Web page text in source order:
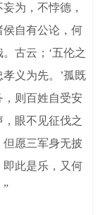
为，不悖德，
自有公论，何
古云；‘五伦之
义为先。’孤既
，则百姓自受安
眼不见征伐之
愿三军身无披
即此是乐，又何
”